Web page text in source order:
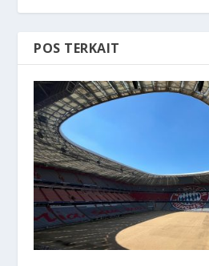
POS TERKAIT